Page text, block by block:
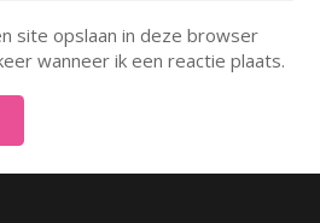
site opslaan in deze browser
wanneer ik een reactie plaats.